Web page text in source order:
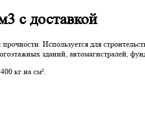
с доставкой
Используется для
зданий, автомагистралей,
кг на см².